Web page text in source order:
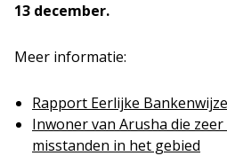
13 december.
Meer informatie:
Rapport Eerlijke
Inwoner van Arusha die
misstanden in het gebied